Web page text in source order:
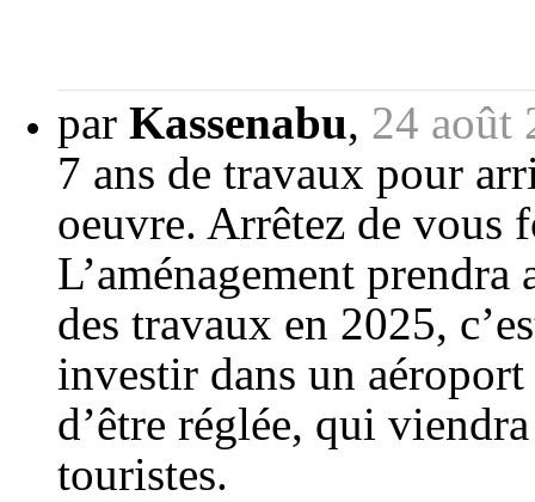
par Kassenabu, 24 août
7 ans de travaux pour
oeuvre. Arrêtez de vous
L’aménagement
des travaux en 2025,
investir dans un
d’être réglée, qui
touristes.